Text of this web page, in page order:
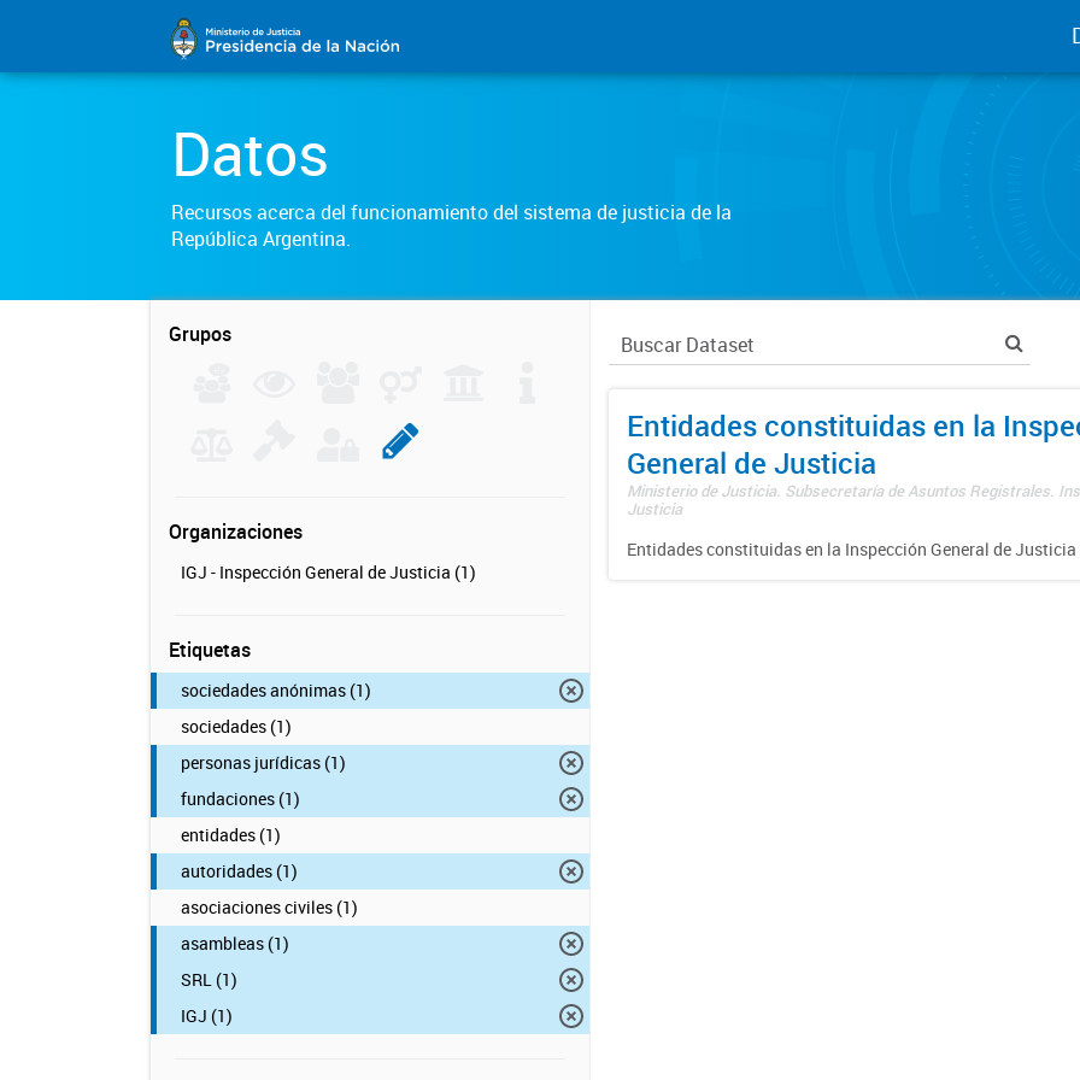
Datos
Recursos acerca del funcionamiento del sistema de justicia de la
República Argentina.
Grupos
Organizaciones
IGJ - Inspección General de Justicia (1)
Etiquetas
sociedades anónimas (1)
sociedades (1)
personas jurídicas (1)
fundaciones (1)
entidades (1)
autoridades (1)
asociaciones civiles (1)
asambleas (1)
SRL (1)
IGJ (1)
Entidades constituidas en la
General de Justicia
Ministerio de Justicia. Subsecretaría de Asuntos Registrales.
Justicia
Entidades constituidas en la Inspección General de Justicia